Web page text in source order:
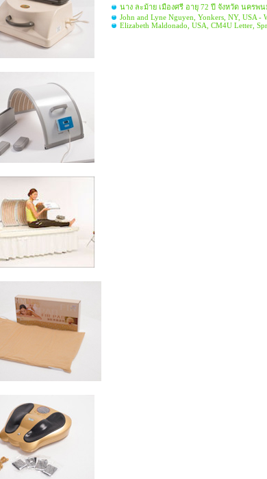
นาง ละม้าย เมืองศรี อายุ 72 ปี จังหวัด นครพ
John and Lyne Nguyen, Yonkers, NY, USA -
Elizabeth Maldonado, USA, CM4U Letter,